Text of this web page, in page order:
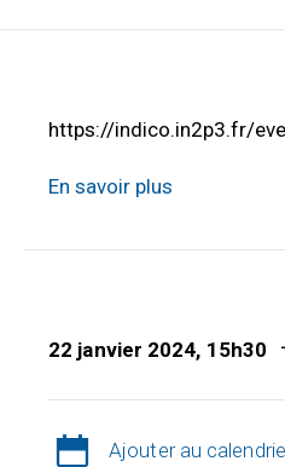
https://indico.in2p3.fr/
En savoir plus
22 janvier 2024, 15h30
Ajouter au